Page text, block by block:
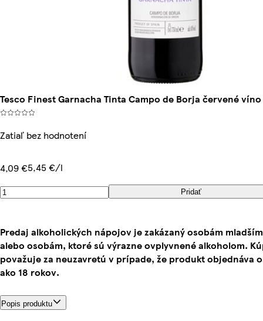
Tesco Finest Garnacha Tinta Campo de Borja červené
Zatiaľ bez hodnotení
4,09 €5,45 €/l
Pridať
Predaj alkoholických nápojov je zakázaný osobám
alebo osobám, ktoré sú výrazne ovplyvnené alkoholom.
považuje za neuzavretú v prípade, že produkt objednáva
ako 18 rokov.
Popis produktu